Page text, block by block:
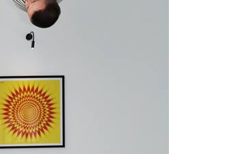
Haos na A3 u Njemačkoj:
Zatvaraju se trake i izlazi
ka Balkanu